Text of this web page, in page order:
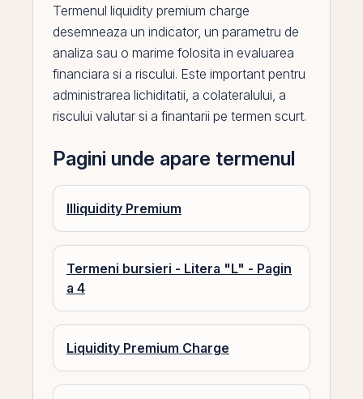
Termenul liquidity premium charge
desemneaza un indicator, un parametru de
analiza sau o marime folosita in evaluarea
financiara si a riscului. Este important pentru
administrarea lichiditatii, a colateralului, a
riscului valutar si a finantarii pe termen scurt.
Pagini unde apare termenul
Illiquidity Premium
Termeni bursieri - Litera "L" - Pagin
a 4
Liquidity Premium Charge